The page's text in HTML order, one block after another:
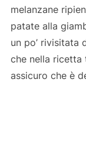
melanzane
patate alla
un po’ rivisitata
che nella ricetta
assicuro che è